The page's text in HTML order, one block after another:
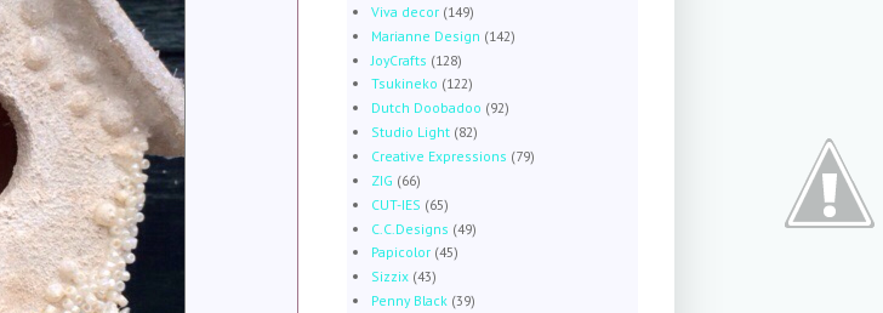
Viva decor (149)
Marianne Design (142)
JoyCrafts (128)
Tsukineko (122)
Dutch Doobadoo (92)
Studio Light (82)
Creative Expressions (79)
ZIG (66)
CUT-IES (65)
C.C.Designs (49)
Papicolor (45)
Sizzix (43)
Penny Black (39)